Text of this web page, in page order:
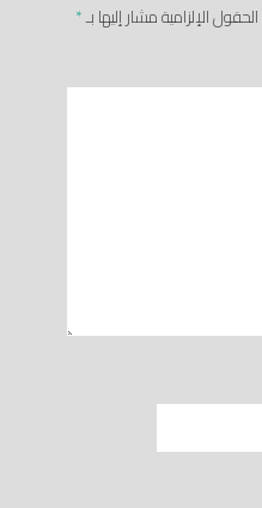
الحقول الإلزامية مشار إليها بـ*